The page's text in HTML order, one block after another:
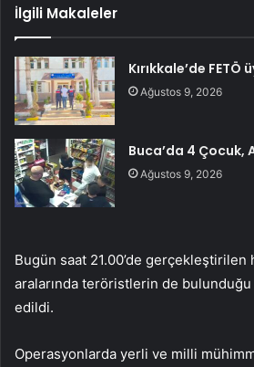
İlgili Makaleler
Kırıkkale’de
Ağustos 9, 2026
Buca’da 4 Çocuk,
Ağustos 9, 2026
Bugün saat 21.00’de
aralarında teröristlerin de bulunduğu
edildi.
Operasyonlarda yerli ve milli